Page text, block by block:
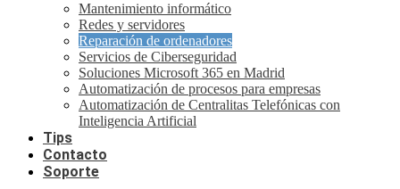
Mantenimiento informático
Redes y servidores
Reparación de ordenadores
Servicios de Ciberseguridad
Soluciones Microsoft 365 en Madrid
Automatización de procesos para empresas
Automatización de Centralitas Telefónicas con
Inteligencia Artificial
Tips
Contacto
Soporte